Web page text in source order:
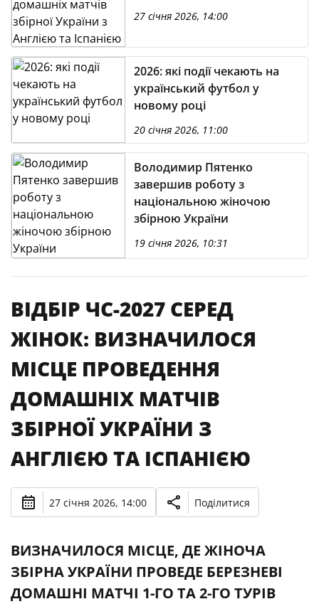
Англією та Іспанією
27 січня 2026, 14:00
2026: які події чекають на
український футбол у
новому році
20 січня 2026, 11:00
Володимир Пятенко
завершив роботу з
національною жіночою
збірною України
19 січня 2026, 10:31
ВІДБІР ЧС-2027 СЕРЕД
ЖІНОК: ВИЗНАЧИЛОСЯ
МІСЦЕ ПРОВЕДЕННЯ
ДОМАШНІХ МАТЧІВ
ЗБІРНОЇ УКРАЇНИ З
АНГЛІЄЮ ТА ІСПАНІЄЮ
27 січня 2026, 14:00 Поділитися
ВИЗНАЧИЛОСЯ МІСЦЕ, ДЕ ЖІНОЧА
ЗБІРНА УКРАЇНИ ПРОВЕДЕ БЕРЕЗНЕВІ
ДОМАШНІ МАТЧІ 1-ГО ТА 2-ГО ТУРІВ